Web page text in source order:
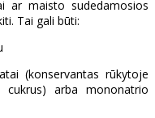
ar maisto sudedamosios
Tai gali būti:
(konservantas rūkytoje
cukrus) arba mononatrio